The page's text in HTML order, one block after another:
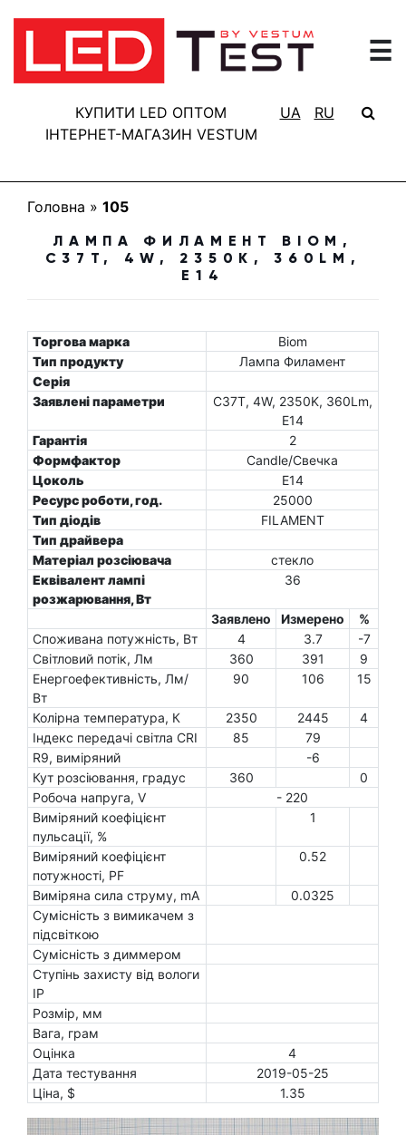
☰
КУПИТИ LED ОПТОМ
ІНТЕРНЕТ-МАГАЗИН VESTUM
UA RU
ГОЛОВНА
РЕЗУЛЬТАТИ
ТЕСТУВАННЯ
ПРОЕКТ
Головна » 105
ЛАМПА ФИЛАМЕНТ BIOM,
C37T, 4W, 2350K, 360LM,
E14
Торгова марка
Biom
Тип продукту
Лампа Филамент
Серія
Заявлені параметри
C37T, 4W, 2350K, 360Lm,
E14
Гарантія
2
Формфактор
Candle/Свечка
Цоколь
E14
Ресурс роботи, год.
25000
Тип діодів
FILAMENT
Тип драйвера
Матеріал розсіювача
стекло
Еквівалент лампі
розжарювання, Вт
36
Заявлено Измерено
%
Споживана потужність, Вт
4 3.7
-7
Світловий потік, Лм
360 391
9
Енергоефективність, Лм/
Вт
90 106 15
Колірна температура, К 2350 2445
4
Індекс передачі світла CRI
85
79
R9, виміряний
-6
Кут розсіювання, градус
360
0
Робоча напруга, V
- 220
Виміряний коефіцієнт
пульсації, %
1
Виміряний коефіцієнт
потужності, PF
0.52
Виміряна сила струму, mA
0.0325
Сумісність з вимикачем з
підсвіткою
Сумісність з диммером
Ступінь захисту від вологи
IP
Розмір, мм
Вага, грам
Оцінка
4
Дата тестування
2019-05-25
Ціна, $
1.35